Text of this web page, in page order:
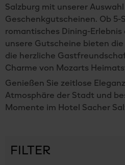
Salzburg mit unserer Auswahl
Geschenkgutscheinen. Ob
romantisches Dining-Erlebnis
unsere Gutscheine bieten
die herzliche
Charme von Mozarts
Genießen Sie zeitlose
Atmosphäre der Stadt und
Momente im Hotel Sacher
FILTER